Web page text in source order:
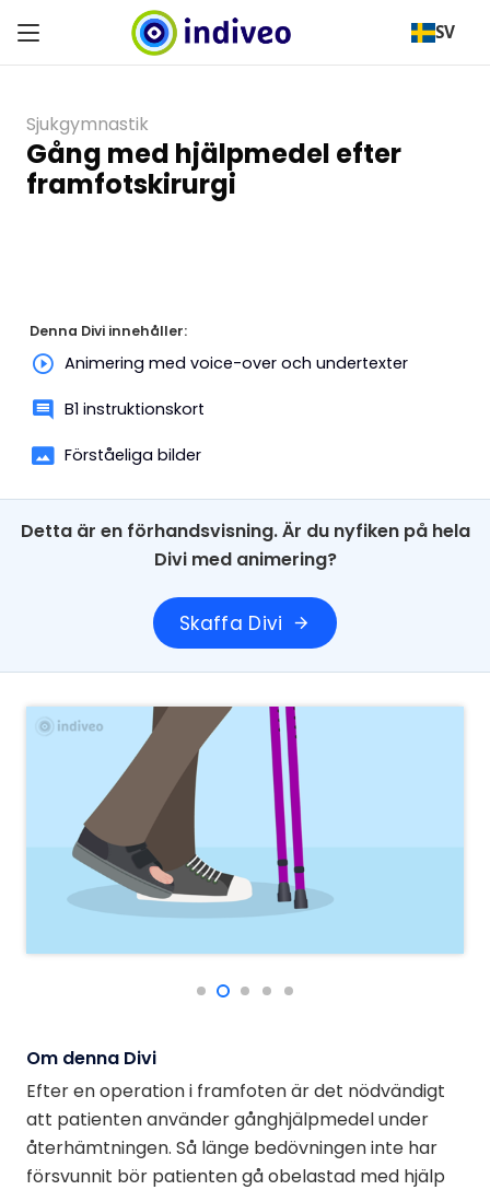
SV
Sjukgymnastik
Gång med hjälpmedel efter
framfotskirurgi
Denna Divi innehåller:
Animering med voice-over och undertexter
B1 instruktionskort
Förståeliga bilder
Detta är en förhandsvisning. Är du nyfiken på hela
Divi med animering?
Skaffa Divi arrow_forward
Om denna Divi
Efter en operation i framfoten är det nödvändigt
att patienten använder gånghjälpmedel under
återhämtningen. Så länge bedövningen inte har
försvunnit bör patienten gå obelastad med hjälp